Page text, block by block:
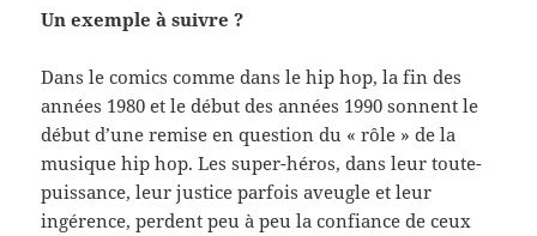
Un exem­ple à suivre ?
Dans le comics comme dans le hip hop, la fin des
années 1980 et le début des années 1990 son­nent le
début d’une remise en ques­tion du « rôle » de la
musique hip hop. Les super-​héros, dans leur toute-​
puissance, leur jus­tice par­fois aveu­gle et leur
ingérence, per­dent peu à peu la con­fi­ance de ceux